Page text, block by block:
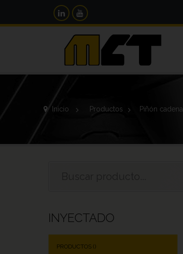
Inicio > Productos > Piñón cadena
INYECTADO
PRODUCTOS ()